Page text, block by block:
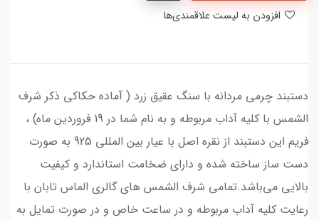
دستبند چرمی مردانه با سنگ عقیق زرد ( آماده حکاکی ذکر شرف
الشمس با کلیه آداب مربوطه و به نام شما در 19 فروردین ماه) ،
فریم این دستبند از نقره اصل با عیار بین المللی 925 به صورت
دست ساز ساخته شده و دارای ضخامت استاندارد و کیفیت
بالایی می‌باشد.تمامی شرف الشمس های گالری الماس تابان با
رعایت کلیه آداب مربوطه و در ساعت خاص و در صورت تمایل به